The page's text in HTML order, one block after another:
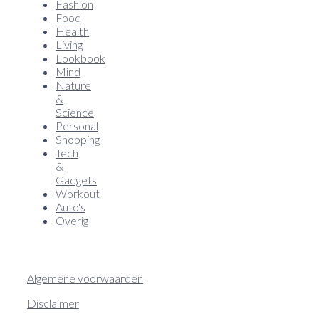
Fashion
Food
Health
Living
Lookbook
Mind
Nature
&
Science
Personal
Shopping
Tech
&
Gadgets
Workout
Auto's
Overig
Algemene voorwaarden
Disclaimer